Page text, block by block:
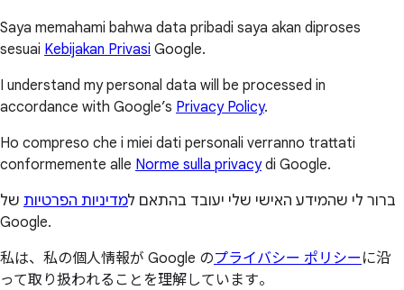
Saya memahami bahwa data pribadi saya akan diproses
sesuai Kebijakan Privasi Google.
I understand my personal data will be processed in
accordance with Google’s Privacy Policy.
Ho compreso che i miei dati personali verranno trattati
conformemente alle Norme sulla privacydi Google.
ברור לי שהמידע האישי שלי יעובד בהתאם למדיניות הפרטיות של
Google.
私は、私の個人情報が Google のプライバシー ポリシー に沿
って取り扱われることを理解しています。